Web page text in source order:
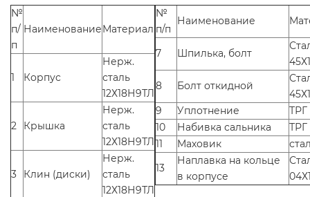
№
п/
п
НаименованиеМатериал
1 Корпус
Нерж.
сталь
12Х18Н9ТЛ
2 Крышка
Нерж.
сталь
12Х18Н9ТЛ
3 Клин (диски)
Нерж.
сталь
12Х18Н9ТЛ
№
п/п
Наименование
7 Шпилька, болт
8
Болт откидной
9
Уплотнение
ТРГ
10
Набивка сальника
ТРГ
11
Маховик
13
Наплавка на кольце
в корпусе